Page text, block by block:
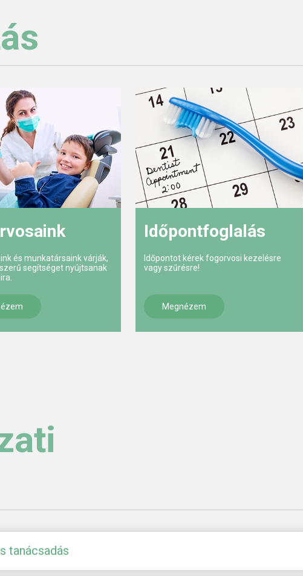
és munkatársaink várják,
segítséget nyújtsanak
Időpontfoglalás
Időpontot kérek fogorvosi kezelésre
vagy szűrésre!
Megnézem
tanácsadás